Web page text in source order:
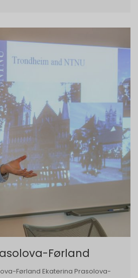
Førland
Førland Ekaterina Prasolova-